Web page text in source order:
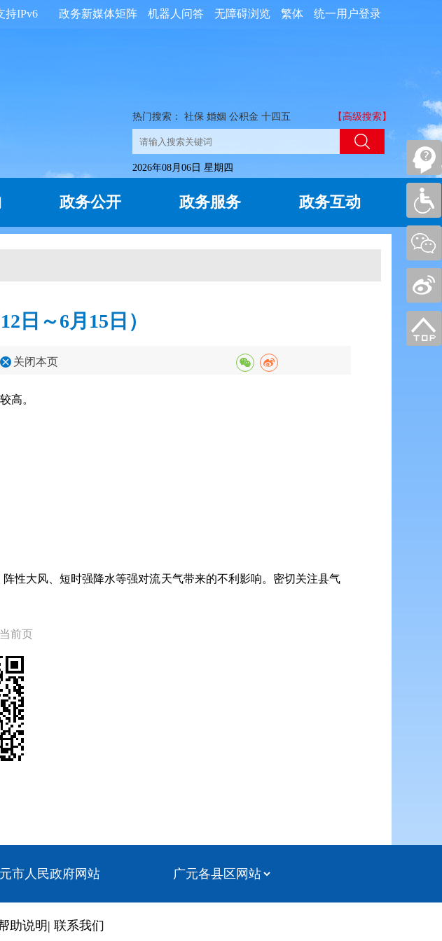
统一用户登录
繁体
无障碍浏览
机器人问答
政务新媒体矩阵
持IPv6
热门搜索： 社保 婚姻 公积金 十四五 【高级搜索】
2026年08月06日 星期四
政务公开 政务服务 政务互动
日～6月15日）
关闭本页
高。
性大风、短时强降水等强对流天气带来的不利影响。密切关注县气
前页
市人民政府网站
助说明 | 联系我们